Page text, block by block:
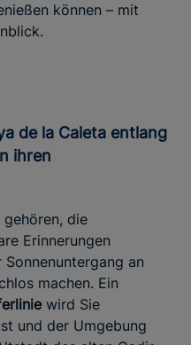
können – mit
ihren
gehören, die
Erinnerungen
an
machen. Ein
wird Sie
und der Umgebung